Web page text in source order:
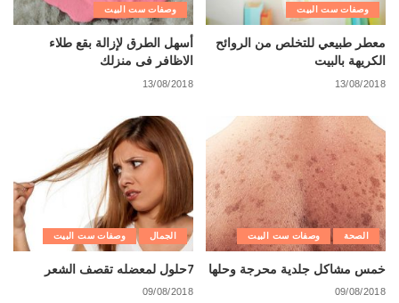
وصفات ست البيت
معطر طبيعي للتخلص من الروائح
الكريهة بالبيت
13/08/2018
وصفات ست البيت
أسهل الطرق لإزالة بقع طلاء
الاظافر فى منزلك
13/08/2018
الصحة وصفات ست البيت
خمس مشاكل جلدية محرجة وحلها
09/08/2018
الجمال وصفات ست البيت
7حلول لمعضله تقصف الشعر
09/08/2018